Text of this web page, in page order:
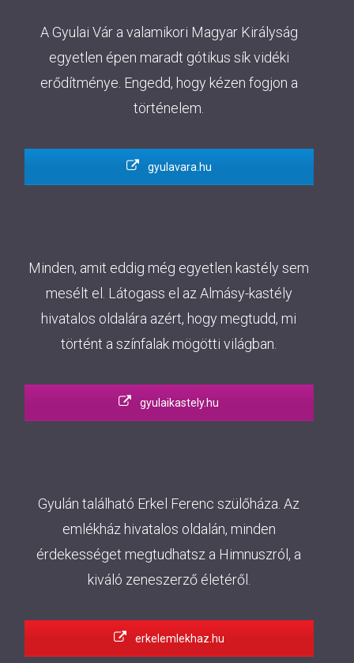
A Gyulai Vár a valamikori Magyar Királyság
egyetlen épen maradt gótikus sík vidéki
erődítménye. Engedd, hogy kézen fogjon a
történelem.
gyulavara.hu
Minden, amit eddig még egyetlen kastély sem
mesélt el. Látogass el az Almásy-kastély
hivatalos oldalára azért, hogy megtudd, mi
történt a színfalak mögötti világban.
gyulaikastely.hu
Gyulán található Erkel Ferenc szülőháza. Az
emlékház hivatalos oldalán, minden
érdekességet megtudhatsz a Himnuszról, a
kiváló zeneszerző életéről.
erkelemlekhaz.hu